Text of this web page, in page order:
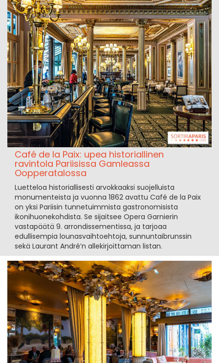
Café de la Paix: upea historiallinen
ravintola Pariisissa Gamleassa
Oopperatalossa
Luetteloa historiallisesti arvokkaaksi suojelluista
monumenteista ja vuonna 1862 avattu Café de la Paix
on yksi Pariisin tunnetuimmista gastronomisista
ikonihuonekohdista. Se sijaitsee Opera Garnierin
vastapäätä 9. arrondissementissa, ja tarjoaa
edullisempia lounasvaihtoehtoja, sunnuntaibrunssin
sekä Laurant André’n allekirjoittaman listan.